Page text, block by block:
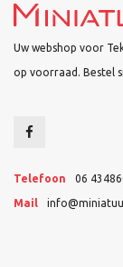
Uw webshop voor
op voorraad. Bestel
Telefoon 06
Mail